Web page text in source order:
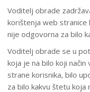
Voditelj obrade
korištenja web
nije odgovorna za bilo
Voditelj obrade se u
koja je na bilo koji
strane korisnika, bilo
za bilo kakvu štetu koja